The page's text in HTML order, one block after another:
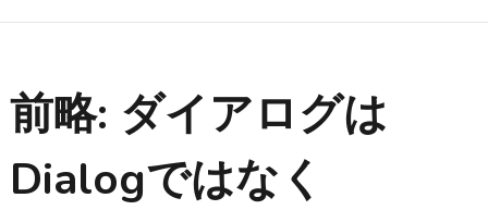
前略: ダイアログは
Dialogではなく